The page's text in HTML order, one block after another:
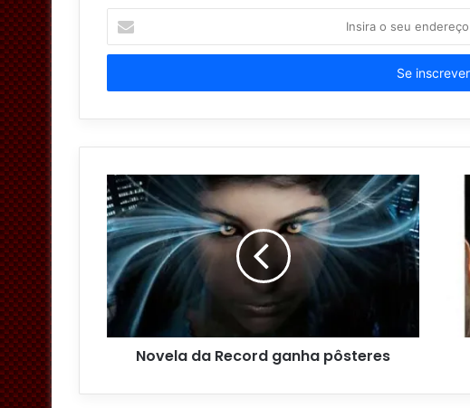
s
r
s
u
e
n
d
e
r
e
ç
o
e
Novela da Record ganha pôsteres